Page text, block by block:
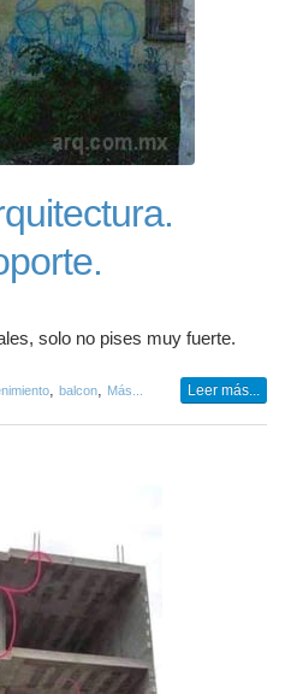
solo no pises muy fuerte.
balcon Más... Leer más...